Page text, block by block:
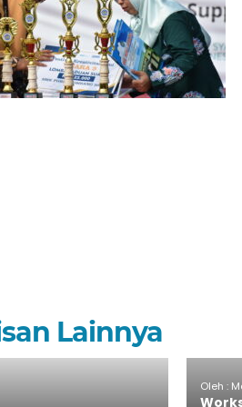
Lainnya
Oleh :